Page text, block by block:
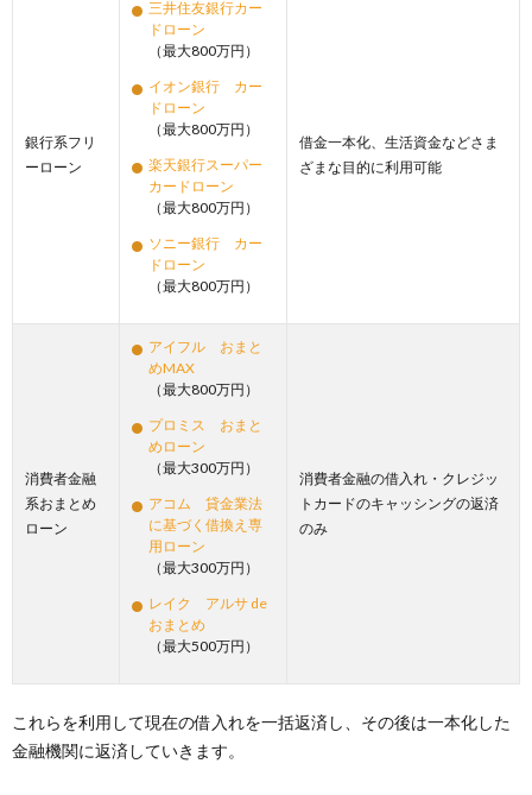
銀行系フリ
ーローン
三井住友銀行カー
ドローン
（最大800万円）
イオン銀行 カー
ドローン
（最大800万円）
楽天銀行スーパー
カードローン
（最大800万円）
ソニー銀行 カー
ドローン
（最大800万円）
借金一本化、生活資金などさま
ざまな目的に利用可能
消費者金融
系おまとめ
ローン
アイフル おまと
めMAX
（最大800万円）
プロミス おまと
めローン
（最大300万円）
アコム 貸金業法
に基づく借換え専
用ローン
（最大300万円）
レイク アルサ de
おまとめ
（最大500万円）
消費者金融の借入れ・クレジッ
トカードのキャッシングの返済
のみ
これらを利用して現在の借入れを一括返済し、その後は一本化した
金融機関に返済していきます。